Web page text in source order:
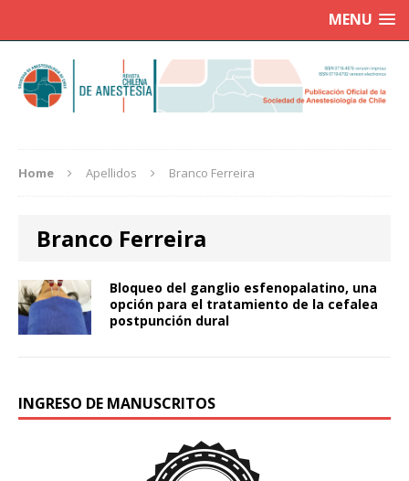
MENU
Home Apellidos Branco Ferreira
Branco Ferreira
Bloqueo del ganglio esfenopalatino, una
opción para el tratamiento de la cefalea
postpunción dural
INGRESO DE MANUSCRITOS